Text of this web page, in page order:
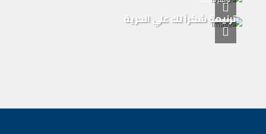
ترنيمة شكراً لك علي الحرية